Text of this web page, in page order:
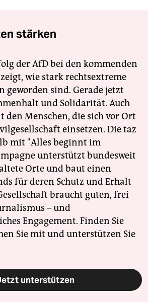
stärken
der AfD bei den kommenden
wie stark rechtsextreme
geworden sind. Gerade jetzt
und Solidarität. Auch
den Menschen, die sich vor Ort
einsetzen. Die taz
mit "Alles beginnt im
unterstützt bundesweit
Orte und baut einen
für deren Schutz und Erhalt
braucht guten, frei
– und
Engagement. Finden Sie
Sie mit und unterstützen Sie
unterstützen